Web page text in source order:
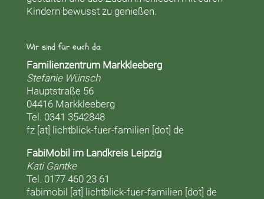
Kindern bewusst zu genießen.
Wir sind für euch da:
Familienzentrum Markkleeberg
Stefanie Wünsch
Hauptstraße 56
04416 Markkleeberg
Tel. 0341 3542848
fz [at] lichtblick-fuer-familien [dot] de
FabiMobil im Landkreis Leipzig
Kati Gantke
Tel. 0177 460 23 61
fabimobil [at] lichtblick-fuer-familien [dot] de